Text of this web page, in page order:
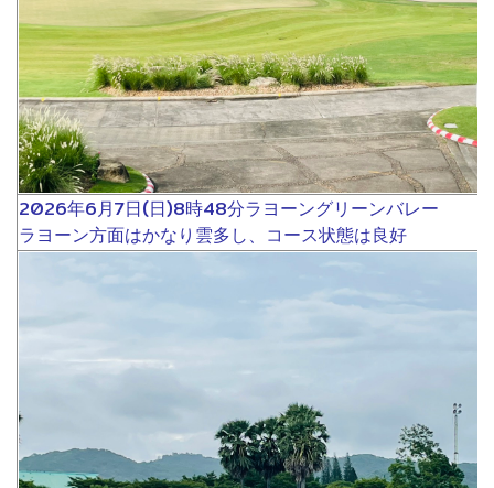
2026年6月7日(日)8時48分ラヨーングリーンバレー
ラヨーン方面はかなり雲多し、コース状態は良好